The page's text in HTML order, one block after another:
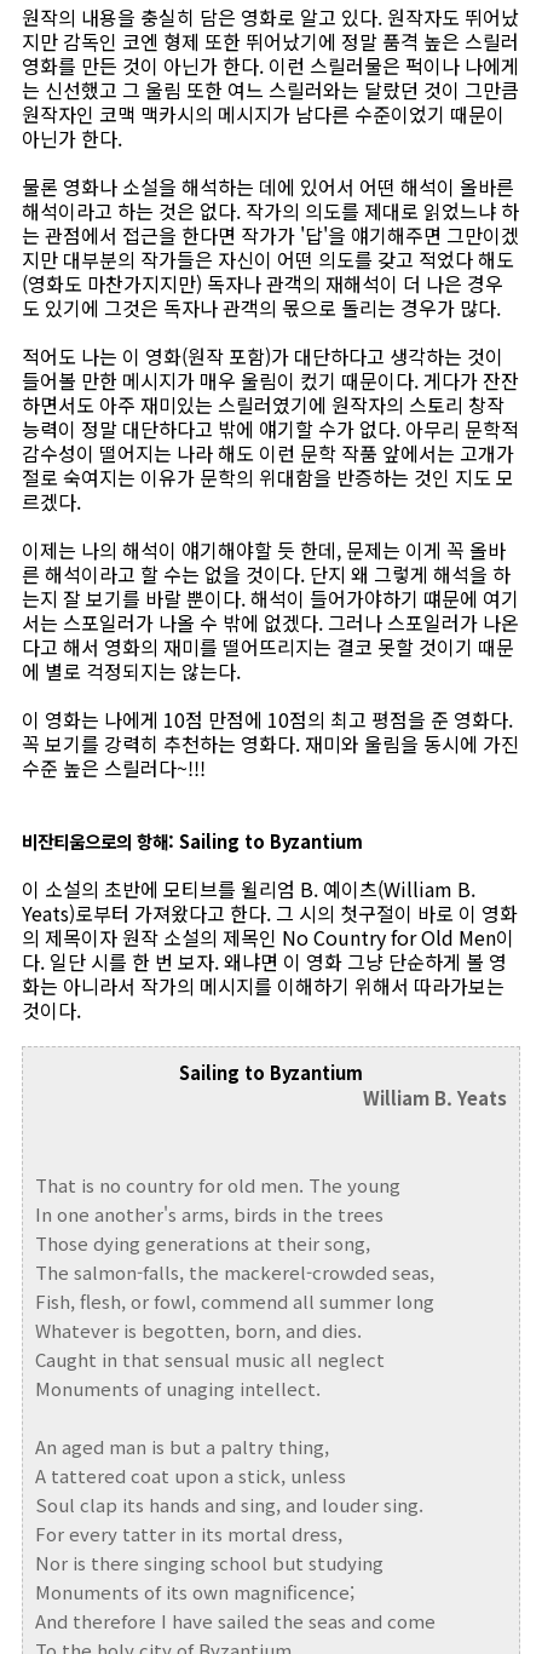
원작의 내용을 충실히 담은 영화로 알고 있다. 원작자도 뛰어났
지만 감독인 코엔 형제 또한 뛰어났기에 정말 품격 높은 스릴러
영화를 만든 것이 아닌가 한다. 이런 스릴러물은 퍽이나 나에게
는 신선했고 그 울림 또한 여느 스릴러와는 달랐던 것이 그만큼
원작자인 코맥 맥카시의 메시지가 남다른 수준이었기 때문이
아닌가 한다.
물론 영화나 소설을 해석하는 데에 있어서 어떤 해석이 올바른
해석이라고 하는 것은 없다. 작가의 의도를 제대로 읽었느냐 하
는 관점에서 접근을 한다면 작가가 '답'을 얘기해주면 그만이겠
지만 대부분의 작가들은 자신이 어떤 의도를 갖고 적었다 해도
(영화도 마찬가지지만) 독자나 관객의 재해석이 더 나은 경우
도 있기에 그것은 독자나 관객의 몫으로 돌리는 경우가 많다.
적어도 나는 이 영화(원작 포함)가 대단하다고 생각하는 것이
들어볼 만한 메시지가 매우 울림이 컸기 때문이다. 게다가 잔잔
하면서도 아주 재미있는 스릴러였기에 원작자의 스토리 창작
능력이 정말 대단하다고 밖에 얘기할 수가 없다. 아무리 문학적
감수성이 떨어지는 나라 해도 이런 문학 작품 앞에서는 고개가
절로 숙여지는 이유가 문학의 위대함을 반증하는 것인 지도 모
르겠다.
이제는 나의 해석이 얘기해야할 듯 한데, 문제는 이게 꼭 올바
른 해석이라고 할 수는 없을 것이다. 단지 왜 그렇게 해석을 하
는지 잘 보기를 바랄 뿐이다. 해석이 들어가야하기 떄문에 여기
서는 스포일러가 나올 수 밖에 없겠다. 그러나 스포일러가 나온
다고 해서 영화의 재미를 떨어뜨리지는 결코 못할 것이기 때문
에 별로 걱정되지는 않는다.
이 영화는 나에게 10점 만점에 10점의 최고 평점을 준 영화다.
꼭 보기를 강력히 추천하는 영화다. 재미와 울림을 동시에 가진
수준 높은 스릴러다~!!!
비잔티움으로의 항해: Sailing to Byzantium
이 소설의 초반에 모티브를 윌리엄 B. 예이츠(William B.
Yeats)로부터 가져왔다고 한다. 그 시의 첫구절이 바로 이 영화
의 제목이자 원작 소설의 제목인 No Country for Old Men이
다. 일단 시를 한 번 보자. 왜냐면 이 영화 그냥 단순하게 볼 영
화는 아니라서 작가의 메시지를 이해하기 위해서 따라가보는
것이다.
Sailing to Byzantium
William B. Yeats
That is no country for old men. The young
In one another's arms, birds in the trees
Those dying generations at their song,
The salmon-falls, the mackerel-crowded seas,
Fish, flesh, or fowl, commend all summer long
Whatever is begotten, born, and dies.
Caught in that sensual music all neglect
Monuments of unaging intellect.
An aged man is but a paltry thing,
A tattered coat upon a stick, unless
Soul clap its hands and sing, and louder sing.
For every tatter in its mortal dress,
Nor is there singing school but studying
Monuments of its own magnificence;
And therefore I have sailed the seas and come